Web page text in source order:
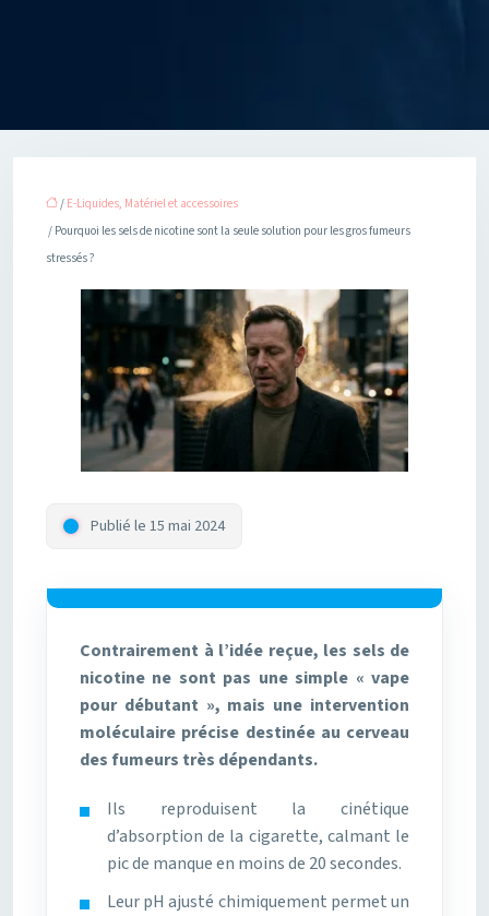
/ E-Liquides, Matériel et accessoires
/ Pourquoi les sels de nicotine sont la seule solution pour les gros fumeurs
stressés ?
Publié le 15 mai 2024
Contrairement à l’idée reçue, les sels de
nicotine ne sont pas une simple « vape
pour débutant », mais une intervention
moléculaire précise destinée au cerveau
des fumeurs très dépendants.
Ils reproduisent la cinétique
d’absorption de la cigarette, calmant le
pic de manque en moins de 20 secondes.
Leur pH ajusté chimiquement permet un